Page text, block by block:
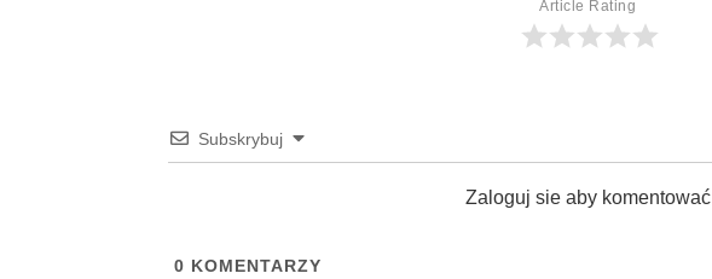
Article Rating
Subskrybuj
Zaloguj sie aby komentować
0 KOMENTARZY